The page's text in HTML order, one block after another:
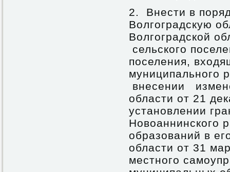
2. Внести в
Волгоградскую
Волгоградской
сельского
поселения,
муниципального
внесении
области от 21
установлении
Новоаннинского
образований в
области от 31
местного